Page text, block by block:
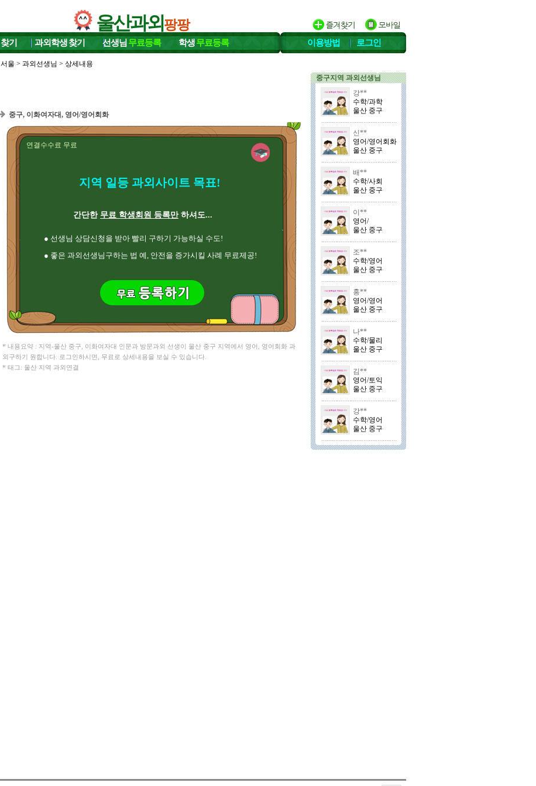
울산과외팡팡
찾기 과외학생찾기 선생님 무료등록 학생무료등록 이용방법 로그인
서울 > 과외선생님 > 상세내용
중구, 이화여자대, 영어/영어회화
연결수수료 무료
지역 일등 과외사이트 목표!
간단한 무료 학생회원 등록만하셔도...
● 선생님 상담신청을 받아 빨리 구하기 가능하실 수도!
● 좋은 과외선생님구하는 법 예, 안전을 증가시킬 사례 무료제공!
* 내용요약 : 지역-울산 중구, 이화여자대 인문과 방문과외 선생이 울산 중구 지역에서 영어, 영어회화 과
외구하기 원합니다. 로그인하시면, 무료로 상세내용을 보실 수 있습니다.
* 태그: 울산 지역 과외연결
중구지역 과외선생님
강**
수학/과학
울산 중구
신**
영어/영어회화
울산 중구
배**
수학/사회
울산 중구
이**
영어/
울산 중구
조**
수학/영어
울산 중구
홍**
영어/영어
울산 중구
나**
수학/물리
울산 중구
김**
영어/토익
울산 중구
강**
수학/영어
울산 중구